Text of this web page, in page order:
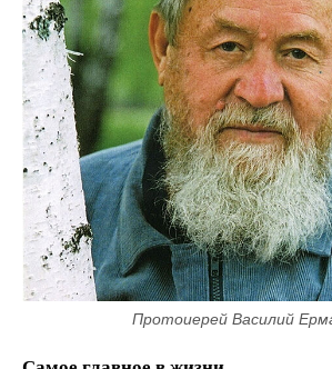
Протоиерей Василий